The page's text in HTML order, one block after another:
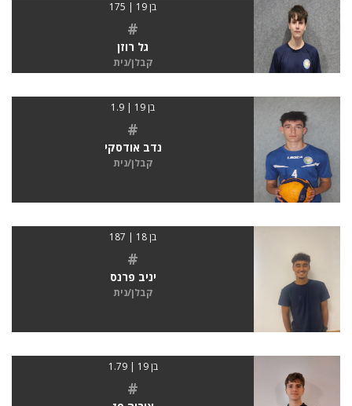
בן 19 | 175
#
גל רוזן
קבלן/נית
בן 19 | 1.9
#
נדב אודסקי
קבלן/נית
בן 18 | 187
#
יניב פרנס
קבלן/נית
בן 19 | 1.79
#